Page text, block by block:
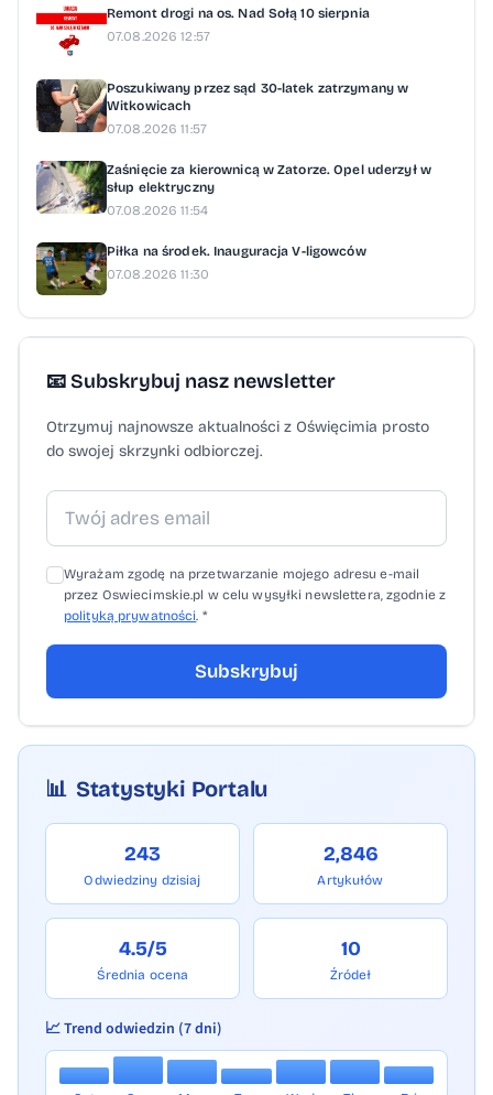
Remont drogi na os. Nad Sołą 10 sierpnia
07.08.2026 12:57
Poszukiwany przez sąd 30-latek zatrzymany w
Witkowicach
07.08.2026 11:57
Zaśnięcie za kierownicą w Zatorze. Opel uderzył w
słup elektryczny
07.08.2026 11:54
Piłka na środek. Inauguracja V-ligowców
07.08.2026 11:30
📧 Subskrybuj nasz newsletter
Otrzymuj najnowsze aktualności z Oświęcimia prosto
do swojej skrzynki odbiorczej.
Wyrażam zgodę na przetwarzanie mojego adresu e-mail
przez Oswiecimskie.pl w celu wysyłki newslettera, zgodnie z
polityką prywatności . *
Subskrybuj
📊 Statystyki Portalu
243
Odwiedziny dzisiaj
2,846
Artykułów
4.5/5
Średnia ocena
10
Źródeł
📈 Trend odwiedzin (7 dni)